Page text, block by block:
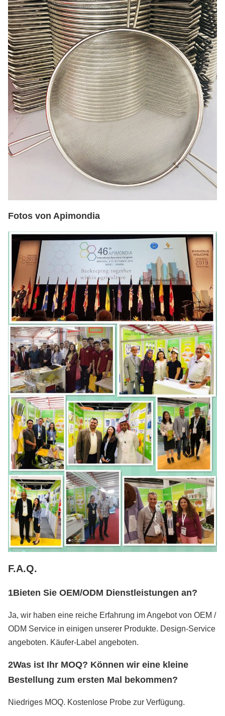
Fotos von Apimondia
F.A.Q.
1Bieten Sie OEM/ODM Dienstleistungen an?
Ja, wir haben eine reiche Erfahrung im Angebot von OEM /
ODM Service in einigen unserer Produkte. Design-Service
angeboten. Käufer-Label angeboten.
2Was ist Ihr MOQ? Können wir eine kleine
Bestellung zum ersten Mal bekommen?
Niedriges MOQ. Kostenlose Probe zur Verfügung.